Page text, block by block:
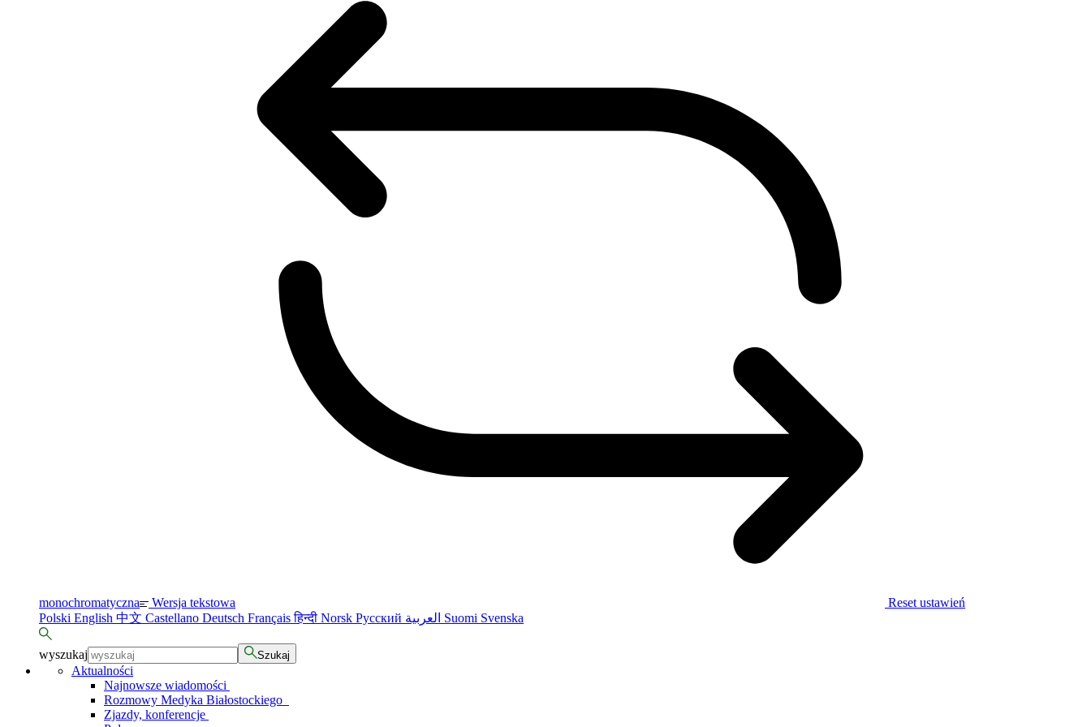
monochromatyczna Wersja tekstowa
Reset ustawień
Polski English 中文 Castellano Deutsch Françaisहिन्दी Norsk Русский Suomi Svenska
wyszukaj Szukaj
Aktualności
Najnowsze wiadomości
Rozmowy Medyka Białostockiego
Zjazdy, konferencje